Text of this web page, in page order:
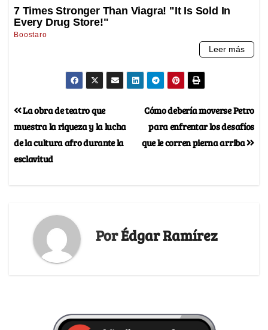
Cómo debería moverse Petro
para enfrentar los desafíos
que le corren pierna arriba
La obra de teatro que
muestra la riqueza y la lucha
de la cultura afro durante la
esclavitud
PorÉdgar Ramírez